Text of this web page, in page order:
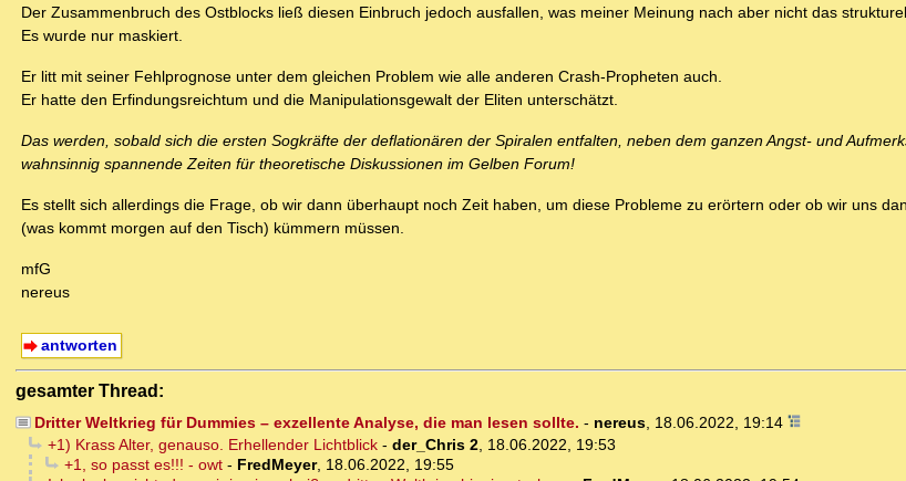
Der Zusammenbruch des Ostblocks ließ diesen Einbruch jedoch ausfallen, was meiner Meinung nach aber nicht das
Es wurde nur maskiert.
Er litt mit seiner Fehlprognose unter dem gleichen Problem wie alle anderen Crash-Propheten auch.
Er hatte den Erfindungsreichtum und die Manipulationsgewalt der Eliten unterschätzt.
Das werden, sobald sich die ersten Sogkräfte der deflationären der Spiralen entfalten, neben dem ganzen Angst- und
wahnsinnig spannende Zeiten für theoretische Diskussionen im Gelben Forum!
Es stellt sich allerdings die Frage, ob wir dann überhaupt noch Zeit haben, um diese Probleme zu erörtern oder ob wir uns
(was kommt morgen auf den Tisch) kümmern müssen.
mfG
nereus
antworten
gesamter Thread:
Dritter Weltkrieg für Dummies – exzellente Analyse, die man lesen sollte. - nereus, 18.06.2022, 19:14
+1) Krass Alter, genauso. Erhellender Lichtblick- der_Chris 2, 18.06.2022, 19:53
+1, so passt es!!! - owt- FredMeyer, 18.06.2022, 19:55